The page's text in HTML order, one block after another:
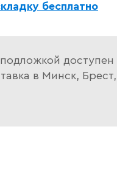
бесплатно
доступен
в Минск,